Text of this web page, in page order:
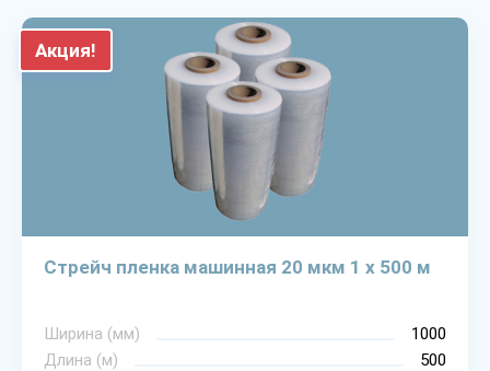
Акция!
Стрейч пленка машинная 20 мкм 1 х 500 м
Ширина (мм)
1000
Длина (м)
500